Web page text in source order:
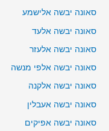
סאונה יבשה אלישמע
סאונה יבשה אלעד
סאונה יבשה אלעזר
סאונה יבשה אלפי מנשה
סאונה יבשה אלקנה
סאונה יבשה אעבלין
סאונה יבשה אפיקים